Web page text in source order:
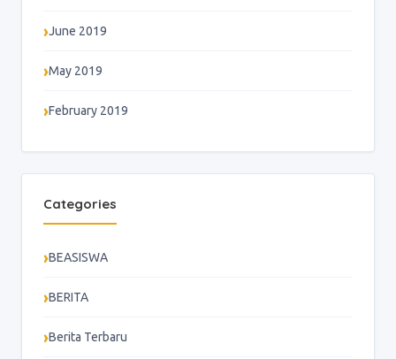
June 2019
May 2019
February 2019
Categories
BEASISWA
BERITA
Berita Terbaru